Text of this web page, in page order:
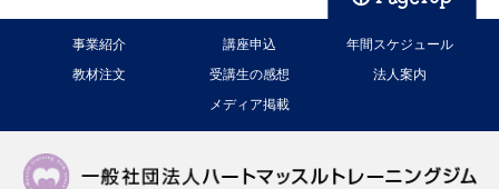
事業紹介 講座申込
年間スケジュール
教材注文
受講生の感想
法人案内
メディア掲載